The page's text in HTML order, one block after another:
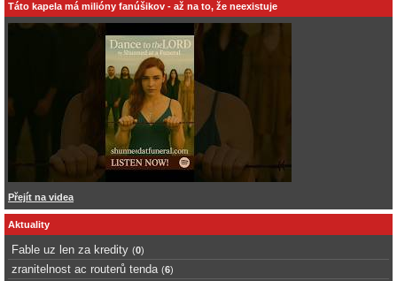
Táto kapela má milióny fanúšikov - až na to, že neexistuje
Přejít na videa
Aktuality
Fable uz len za kredity (0)
zranitelnost ac routerů tenda (6)